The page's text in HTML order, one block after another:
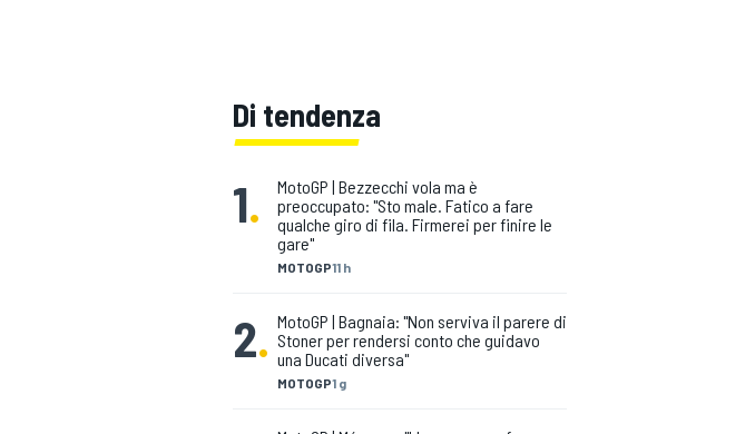
Di tendenza
1.
MOTOGP11 h
MotoGP | Bezzecchi vola ma è
preoccupato: "Sto male. Fatico a fare
qualche giro di fila. Firmerei per finire le
gare"
2.
MOTOGP1 g
MotoGP | Bagnaia: "Non serviva il parere di
Stoner per rendersi conto che guidavo
una Ducati diversa"